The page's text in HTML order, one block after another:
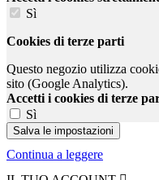
Sì
Cookies di terze parti
Questo negozio utilizza
sito (Google Analytics).
Accetti i cookies di terze
Sì
Continua a leggere